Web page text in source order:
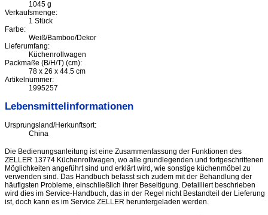
1045 g
Verkaufsmenge:
1 Stück
Farbe:
Weiß/Bamboo/Dekor
Lieferumfang:
Küchenrollwagen
Packmaße (B/H/T) (cm):
78 x 26 x 44.5 cm
Artikelnummer:
1995257
Lebensmittelinformationen
Ursprungsland/Herkunftsort:
China
Die Bedienungsanleitung ist eine Zusammenfassung der Funktionen des
ZELLER 13774 Küchenrollwagen, wo alle grundlegenden und fortgeschrittenen
Möglichkeiten angeführt sind und erklärt wird, wie sonstige küchenmöbel zu
verwenden sind. Das Handbuch befasst sich zudem mit der Behandlung der
häufigsten Probleme, einschließlich ihrer Beseitigung. Detailliert beschrieben
wird dies im Service-Handbuch, das in der Regel nicht Bestandteil der Lieferung
ist, doch kann es im Service ZELLER heruntergeladen werden.